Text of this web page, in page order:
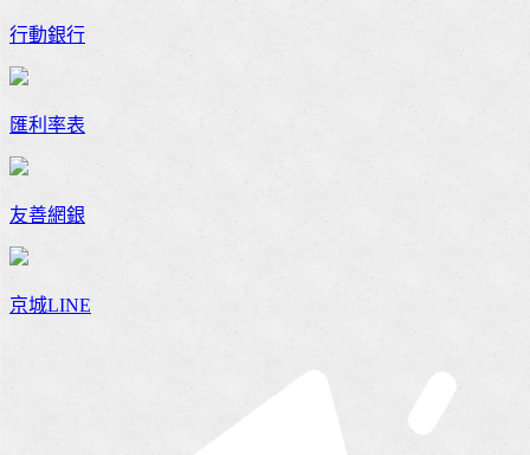
行動銀行
匯利率表
友善網銀
京城LINE